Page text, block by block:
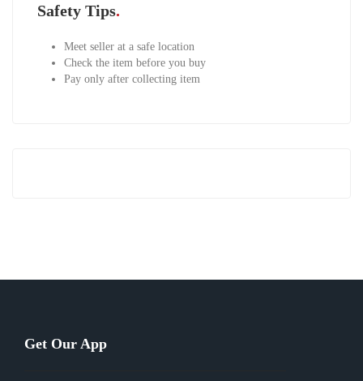
Safety Tips
Meet seller at a safe location
Check the item before you buy
Pay only after collecting item
Get Our App